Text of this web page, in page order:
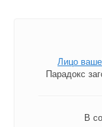
Лицо
Парадокс
В